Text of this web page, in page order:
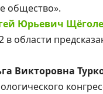
общество».
Юрьевич
в области
Викторовна